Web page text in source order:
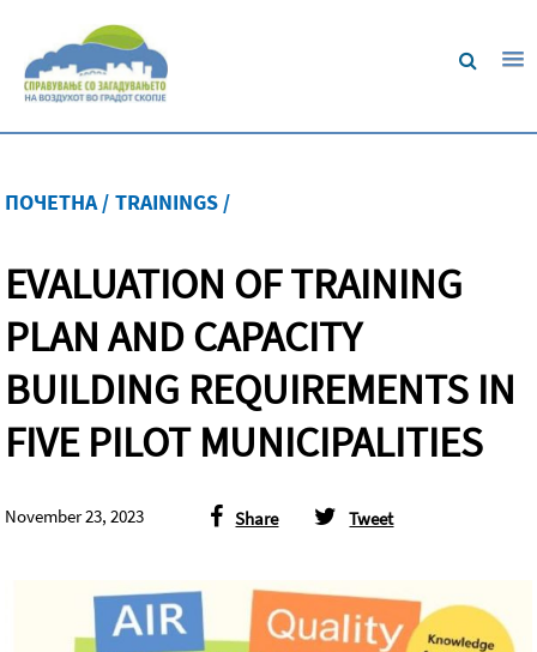
ПОЧЕТНА / TRAININGS /
EVALUATION OF TRAINING
PLAN AND CAPACITY
BUILDING REQUIREMENTS IN
FIVE PILOT MUNICIPALITIES
November 23, 2023 Share Tweet